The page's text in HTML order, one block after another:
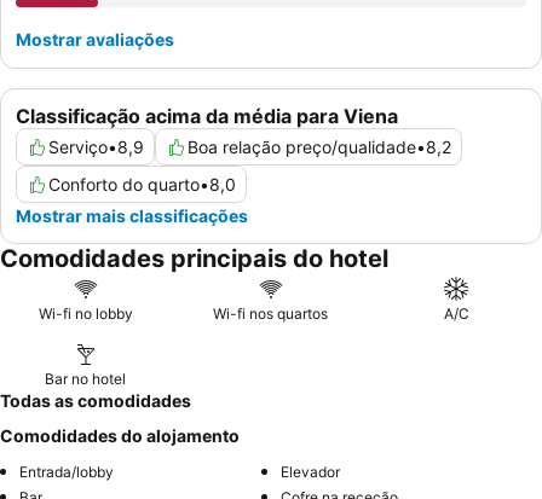
Classificação acima da média para Viena
Serviço•8,9 Boa relação preço/qualidade•8,2
Conforto do quarto•8,0
Mostrar mais classificações
Mostrar avaliações
Comodidades principais do hotel
Wi-fi no lobby Wi-fi nos quartos A/C
Bar no hotel
Todas as comodidades
Comodidades do alojamento
Entrada/lobby
Elevador